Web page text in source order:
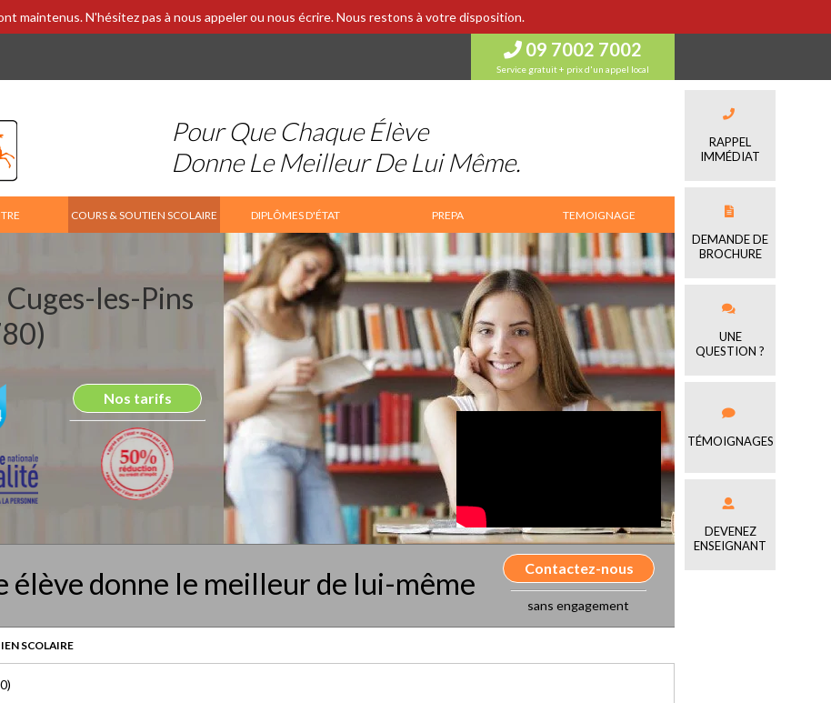
maintenus. N'hésitez pas à nous appeler ou nous écrire. Nous restons à votre disposition.
09 7002 7002
Service gratuit + prix d'un appel local
Pour Que Chaque Élève
Donne Le Meilleur De Lui Même.
COURS & SOUTIEN SCOLAIRE DIPLÔMES D'ÉTAT PREPA TEMOIGNAGE
RAPPEL
IMMÉDIAT
DEMANDE DE
BROCHURE
UNE
QUESTION ?
TÉMOIGNAGES
DEVENEZ
ENSEIGNANT
les-Pins
Nos tarifs
élève donne le meilleur de lui-même Contactez-nous
sans engagement
SCOLAIRE